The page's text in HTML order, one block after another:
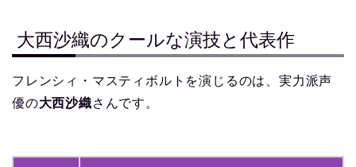
大西沙織のクールな演技と代表作
フレンシィ・マスティボルトを演じるのは、実力派声
優の大西沙織さんです。